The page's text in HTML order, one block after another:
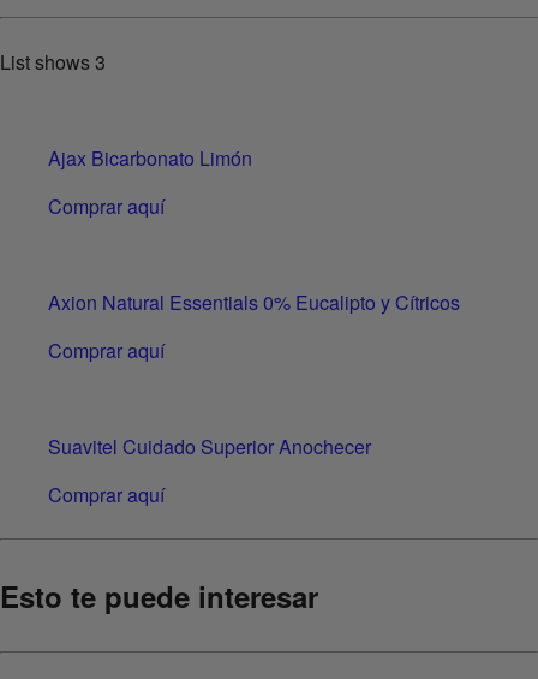
List shows3
Ajax Bicarbonato Limón
Comprar aquí
Axion Natural Essentials 0% Eucalipto y Cítricos
Comprar aquí
Suavitel Cuidado Superior Anochecer
Comprar aquí
Esto te puede interesar